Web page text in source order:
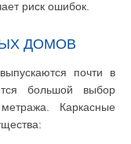
риск ошибок.
ДОМОВ
почти в
большой выбор
Каркасные